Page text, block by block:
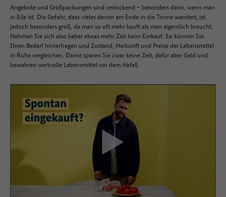
Angebote und Großpackungen sind verlockend – besonders dann, wenn man
in Eile ist. Die Gefahr, dass vieles davon am Ende in die Tonne wandert, ist
jedoch besonders groß, da man so oft mehr kauft als man eigentlich braucht.
Nehmen Sie sich also lieber etwas mehr Zeit beim Einkauf. So können Sie
Ihren Bedarf hinterfragen und Zustand, Herkunft und Preise der Lebensmittel
in Ruhe vergleichen. Damit sparen Sie zwar keine Zeit, dafür aber Geld und
bewahren wertvolle Lebensmittel vor dem Abfall.
zustimmen